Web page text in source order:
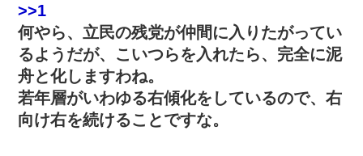
>>1
何やら、立民の残党が仲間に入りたがってい
るようだが、こいつらを入れたら、完全に泥
舟と化しますわね。
若年層がいわゆる右傾化をしているので、右
向け右を続けることですな。